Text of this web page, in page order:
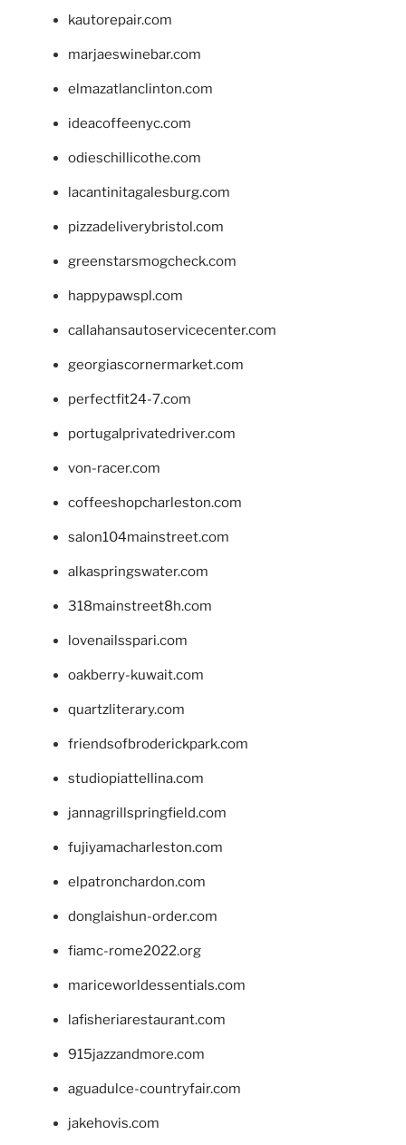
kautorepair.com
marjaeswinebar.com
elmazatlanclinton.com
ideacoffeenyc.com
odieschillicothe.com
lacantinitagalesburg.com
pizzadeliverybristol.com
greenstarsmogcheck.com
happypawspl.com
callahansautoservicecenter.com
georgiascornermarket.com
perfectfit24-7.com
portugalprivatedriver.com
von-racer.com
coffeeshopcharleston.com
salon104mainstreet.com
alkaspringswater.com
318mainstreet8h.com
lovenailsspari.com
oakberry-kuwait.com
quartzliterary.com
friendsofbroderickpark.com
studiopiattellina.com
jannagrillspringfield.com
fujiyamacharleston.com
elpatronchardon.com
donglaishun-order.com
fiamc-rome2022.org
mariceworldessentials.com
lafisheriarestaurant.com
915jazzandmore.com
aguadulce-countryfair.com
jakehovis.com